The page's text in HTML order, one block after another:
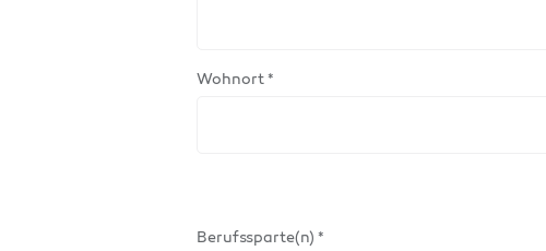
Wohnort *
Berufssparte(n) *